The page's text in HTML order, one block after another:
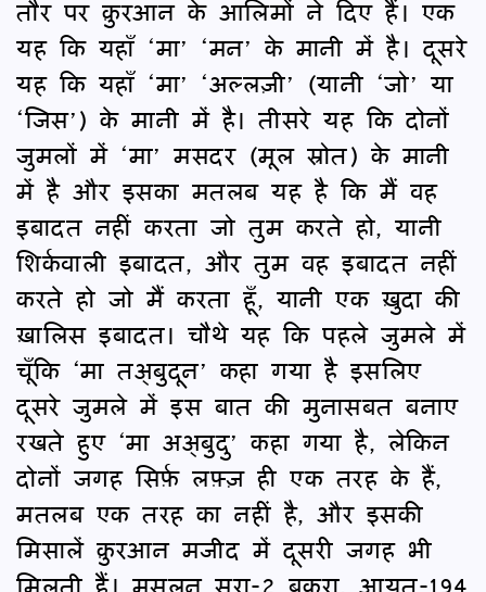
तौर पर क़ुरआन के आलिमों ने दिए हैं। एक
यह कि यहाँ ‘मा’ ‘मन’ के मानी में है। दूसरे
यह कि यहाँ ‘मा’ ‘अल्लज़ी’ (यानी ‘जो’ या
‘जिस’) के मानी में है। तीसरे यह कि दोनों
जुमलों में ‘मा’ मसदर (मूल स्रोत) के मानी
में है और इसका मतलब यह है कि मैं वह
इबादत नहीं करता जो तुम करते हो, यानी
शिर्कवाली इबादत, और तुम वह इबादत नहीं
करते हो जो मैं करता हूँ, यानी एक ख़ुदा की
ख़ालिस इबादत। चौथे यह कि पहले जुमले में
चूँकि ‘मा तअ्बुदून’ कहा गया है इसलिए
दूसरे जुमले में इस बात की मुनासबत बनाए
रखते हुए ‘मा अअ्बुदु’ कहा गया है, लेकिन
दोनों जगह सिर्फ़ लफ़्ज़ ही एक तरह के हैं,
मतलब एक तरह का नहीं है, और इसकी
मिसालें क़ुरआन मजीद में दूसरी जगह भी